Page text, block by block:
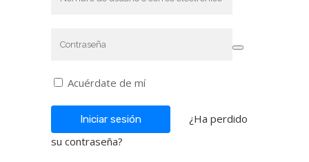
Acuérdate de mí
¿Ha perdido
su contraseña?